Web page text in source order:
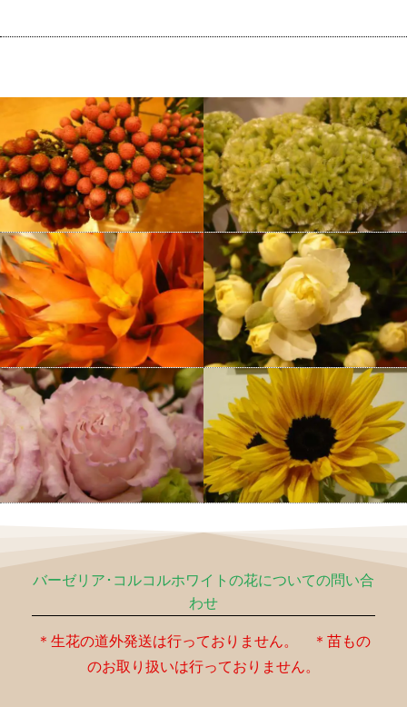
バーゼリア･コルコルホワイトの花についての問い合
わせ
＊生花の道外発送は行っておりません。 ＊苗もの
のお取り扱いは行っておりません。